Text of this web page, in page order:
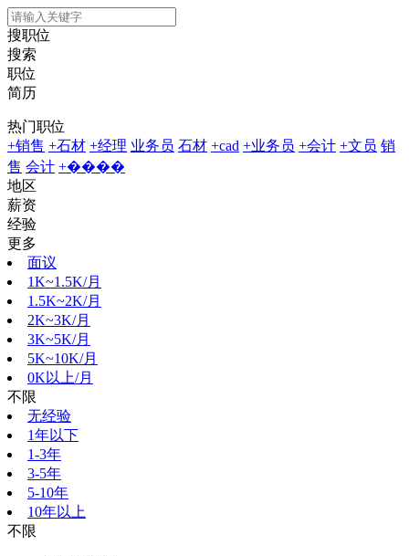
搜职位
搜索
职位
简历
热门职位
+销售 +石材 +经理 业务员 石材 +cad +业务员 +会计 +文员 销
售 会计 +����
地区
薪资
经验
更多
面议
1K~1.5K/月
1.5K~2K/月
2K~3K/月
3K~5K/月
5K~10K/月
0K以上/月
不限
无经验
1年以下
1-3年
3-5年
5-10年
10年以上
不限